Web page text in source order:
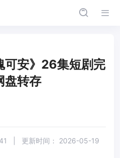
可安》26集短剧完
盘转存
更新时间： 2026-05-19